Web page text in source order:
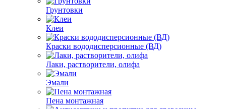
Грунтовки
Клеи
Краски вододисперсионные (ВД)
Лаки, растворители, олифа
Эмали
Пена монтажная